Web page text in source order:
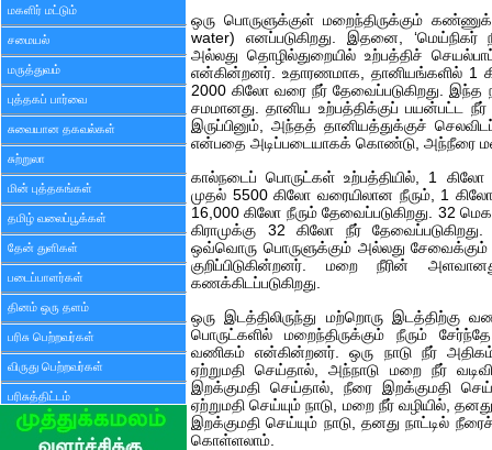
மகளிர் மட்டும்
சமையல்
மருத்துவம்
புத்தகப் பார்வை
சுவையான தகவல்கள்
சுற்றுலா
மின் புத்தகங்கள்
தமிழ் வலைப்பூக்கள்
தேன் துளிகள்
படைப்பாளர்கள்
தினம் ஒரு தளம்
பரிசு பெற்றவர்கள்
விருது பெற்றவர்கள்
பரிசுத்திட்டம்
ஒரு பொருளுக்குள் மறைந்திருக்கும்
water) எனப்படுகிறது. இதனை,
அல்லது தொழில்துறையில் உற்பத்திச்
என்கின்றனர். உதாரணமாக, தானியங்களில் 1
2000 கிலோ வரை நீர் தேவைப்படுகிறது. இந்த
சமமானது. தானிய உற்பத்திக்குப் பயன்பட்ட
இருப்பினும், அந்தத் தானியத்துக்குச்
என்பதை அடிப்படையாகக் கொண்டு, அந்நீரை
கால்நடைப் பொருட்கள் உற்பத்தியில், 1 கிலோ
முதல் 5500 கிலோ வரையிலான நீரும், 1 கிலோ
16,000 கிலோ நீரும் தேவைப்படுகிறது. 32
கிராமுக்கு 32 கிலோ நீர்
ஒவ்வொரு பொருளுக்கும் அல்லது சேவைக்கும்
குறிப்பிடுகின்றனர். மறை நீரின்
கணக்கிடப்படுகிறது.
ஒரு இடத்திலிருந்து மற்றொரு இடத்திற்கு
பொருட்களில் மறைந்திருக்கும் நீரும்
வணிகம் என்கின்றனர். ஒரு நாடு நீர்
ஏற்றுமதி செய்தால், அந்நாடு மறை நீர்
இறக்குமதி செய்தால், நீரை இறக்குமதி
ஏற்றுமதி செய்யும் நாடு, மறை நீர் வழியில்,
இறக்குமதி செய்யும் நாடு, தனது நாட்டில்
கொள்ளலாம்.